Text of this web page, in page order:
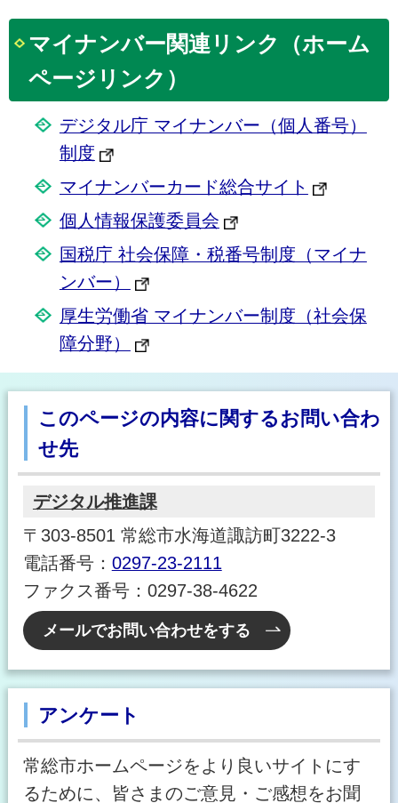
マイナンバー関連リンク（ホーム
ページリンク）
デジタル庁 マイナンバー（個人番号）
制度
マイナンバーカード総合サイト
個人情報保護委員会
国税庁 社会保障・税番号制度（マイナ
ンバー）
厚生労働省 マイナンバー制度（社会保
障分野）
このページの内容に関するお問い合わ
せ先
デジタル推進課
〒303-8501 常総市水海道諏訪町3222-3
電話番号： 0297-23-2111
ファクス番号：0297-38-4622
メールでお問い合わせをする
アンケート
常総市ホームページをより良いサイトにす
るために、皆さまのご意見・ご感想をお聞